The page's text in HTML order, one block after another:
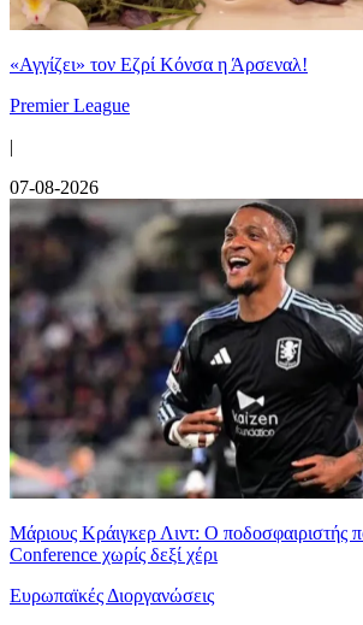
«Αγγίζει» τον Εζρί Κόνσα η Άρσεναλ!
Premier League
|
07-08-2026
Μάριους Κράιγκερ Λιντ: Ο ποδοσφαιριστής
Conference χωρίς δεξί χέρι
Ευρωπαϊκές Διοργανώσεις